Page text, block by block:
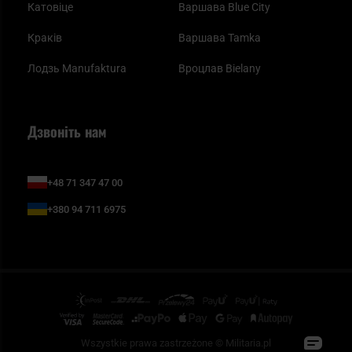
Катовіце
Краків
Лодзь Manufaktura
Варшава Blue City
Варшава Tamka
Вроцлав Bielany
Дзвоніть нам
+48 71 347 47 00
+380 94 711 6975
Wszystkie prawa zastrzeżone © Militaria.pl